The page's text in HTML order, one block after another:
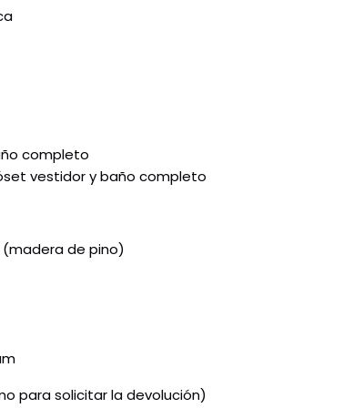
completo
vestidor y baño completo
de pino)
para solicitar la devolución)